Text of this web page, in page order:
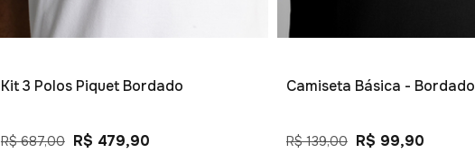
Kit 3 Polos Piquet Bordado
R$ 687,00 R$ 479,90
Camiseta Básica - Bordado
R$ 139,00 R$ 99,90